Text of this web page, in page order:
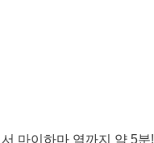
마이하마 역까지 약 5분!